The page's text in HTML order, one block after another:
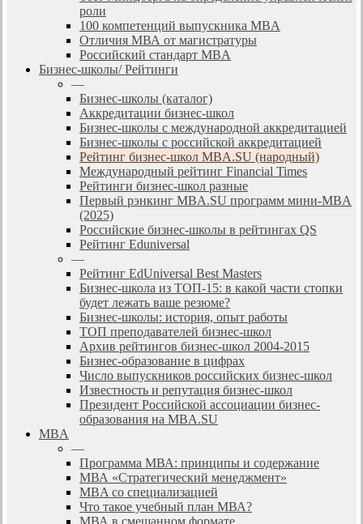
роли
100 компетенций выпускника MBA
Отличия МВА от магистратуры
Российский стандарт MBA
Бизнес-школы/ Рейтинги
—
Бизнес-школы (каталог)
Аккредитации бизнес-школ
Бизнес-школы с международной аккредитацией
Бизнес-школы с российской аккредитацией
Рейтинг бизнес-школ MBA.SU (народный)
Международный рейтинг Financial Times
Рейтинги бизнес-школ разные
Первый рэнкинг MBA.SU программ мини-MBA
(2025)
Российские бизнес-школы в рейтингах QS
Рейтинг Eduniversal
—
Рейтинг EdUniversal Best Masters
Бизнес-школа из ТОП-15: в какой части стопки
будет лежать ваше резюме?
Бизнес-школы: история, опыт работы
ТОП преподавателей бизнес-школ
Архив рейтингов бизнес-школ 2004-2015
Бизнес-образование в цифрах
Число выпускников российских бизнес-школ
Известность и репутация бизнес-школ
Президент Российской ассоциации бизнес-
образования на MBA.SU
MBA
—
Программа МВА: принципы и содержание
МВА «Cтратегический менеджмент»
MBA со специализацией
Что такое учебный план МВА?